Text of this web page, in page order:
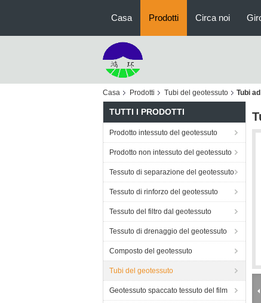
Casa Prodotti Circa noi
Casa Prodotti Tubi del geotessuto Tubi
TUTTI I PRODOTTI
Prodotto intessuto del geotessuto
Prodotto non intessuto del geotessuto
Tessuto di separazione del geotessuto
Tessuto di rinforzo del geotessuto
Tessuto del filtro dal geotessuto
Tessuto di drenaggio del geotessuto
Composto del geotessuto
Tubi del geotessuto
Geotessuto spaccato tessuto del film